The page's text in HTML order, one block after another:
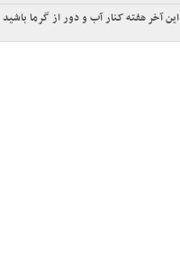
این آخر هفته کنار آب و دور از گرما باشید